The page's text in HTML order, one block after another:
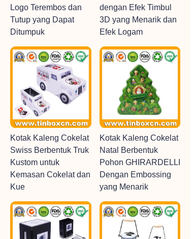
Logo Terembos dan
Tutup yang Dapat
Ditumpuk
dengan Efek Timbul
3D yang Menarik dan
Efek Logam
Kotak Kaleng Cokelat
Swiss Berbentuk Truk
Kustom untuk
Kemasan Cokelat dan
Kue
Kotak Kaleng Cokelat
Natal Berbentuk
Pohon GHIRARDELLI
Dengan Embossing
yang Menarik